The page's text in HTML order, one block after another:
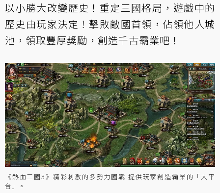
以小勝大改變歷史！重定三國格局，遊戲中的
歷史由玩家決定！擊敗敵國首領，佔領他人城
池，領取豐厚獎勵，創造千古霸業吧！
《熱血三國3》精彩刺激的多勢力國戰 提供玩家創造霸業的「大平
台」。